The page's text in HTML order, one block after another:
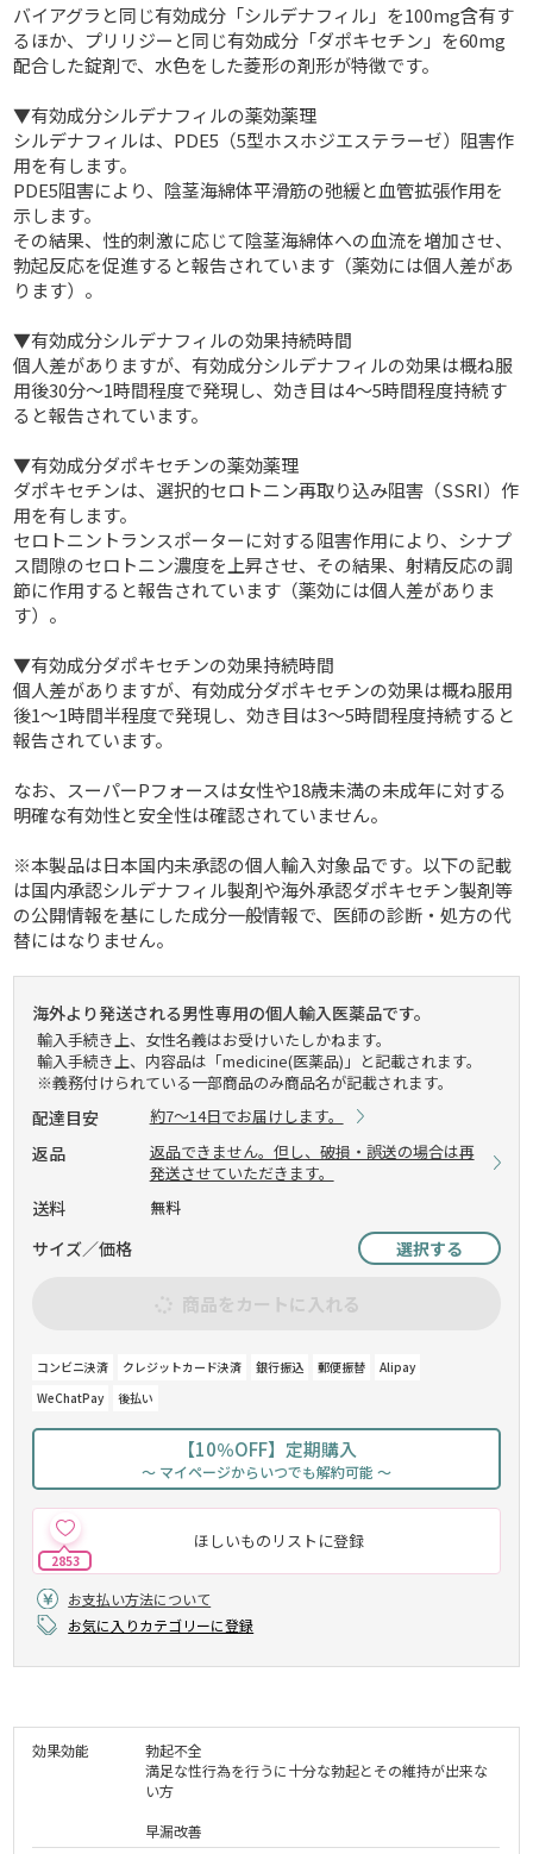
バイアグラと同じ有効成分「シルデナフィル」を100mg含有す
るほか、プリリジーと同じ有効成分「ダポキセチン」を60mg
配合した錠剤で、水色をした菱形の剤形が特徴です。
▼有効成分シルデナフィルの薬効薬理
シルデナフィルは、PDE5（5型ホスホジエステラーゼ）阻害作
用を有します。
PDE5阻害により、陰茎海綿体平滑筋の弛緩と血管拡張作用を
示します。
その結果、性的刺激に応じて陰茎海綿体への血流を増加させ、
勃起反応を促進すると報告されています（薬効には個人差があ
ります）。
▼有効成分シルデナフィルの効果持続時間
個人差がありますが、有効成分シルデナフィルの効果は概ね服
用後30分～1時間程度で発現し、効き目は4～5時間程度持続す
ると報告されています。
▼有効成分ダポキセチンの薬効薬理
ダポキセチンは、選択的セロトニン再取り込み阻害（SSRI）作
用を有します。
セロトニントランスポーターに対する阻害作用により、シナプ
ス間隙のセロトニン濃度を上昇させ、その結果、射精反応の調
節に作用すると報告されています（薬効には個人差がありま
す）。
▼有効成分ダポキセチンの効果持続時間
個人差がありますが、有効成分ダポキセチンの効果は概ね服用
後1～1時間半程度で発現し、効き目は3～5時間程度持続すると
報告されています。
なお、スーパーPフォースは女性や18歳未満の未成年に対する
明確な有効性と安全性は確認されていません。
※本製品は日本国内未承認の個人輸入対象品です。以下の記載
は国内承認シルデナフィル製剤や海外承認ダポキセチン製剤等
の公開情報を基にした成分一般情報で、医師の診断・処方の代
替にはなりません。
海外より発送される男性専用の個人輸入医薬品です。
輸入手続き上、女性名義はお受けいたしかねます。
輸入手続き上、内容品は「medicine(医薬品)」と記載されます。
※義務付けられている一部商品のみ商品名が記載されます。
配達目安 約7～14日でお届けします。
返品
返品できません。但し、破損・誤送の場合は再
発送させていただきます。
送料 無料
サイズ／価格 選択する
商品をカートに入れる
コンビニ決済 クレジットカード決済 銀行振込 郵便振替
Alipay
WeChatPay
後払い
【10％OFF】定期購入
～ マイページからいつでも解約可能 ～
ほしいものリストに登録
2853
お支払い方法について
お気に入りカテゴリーに登録
効果効能
勃起不全
満足な性行為を行うに十分な勃起とその維持が出来な
い方
早漏改善